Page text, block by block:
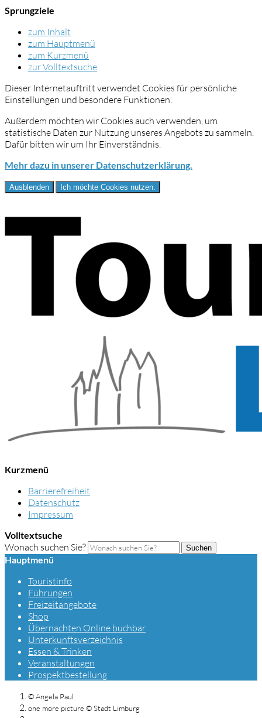
Sprungziele
zum Inhalt
zum Hauptmenü
zum Kurzmenü
zur Volltextsuche
Dieser Internetauftritt verwendet Cookies für persönliche
Einstellungen und besondere Funktionen.
Außerdem möchten wir Cookies auch verwenden, um
statistische Daten zur Nutzung unseres Angebots zu sammeln.
Dafür bitten wir um Ihr Einverständnis.
Mehr dazu in unserer Datenschutzerklärung.
Ausblenden Ich möchte Cookies nutzen.
Kurzmenü
Barrierefreiheit
Datenschutz
Impressum
Volltextsuche
Wonach suchen Sie? Suchen
Hauptmenü
Touristinfo
Führungen
Freizeitangebote
Shop
Übernachten Online buchbar
Unterkunftsverzeichnis
Essen & Trinken
Veranstaltungen
Prospektbestellung
© Angela Paul
one more picture © Stadt Limburg